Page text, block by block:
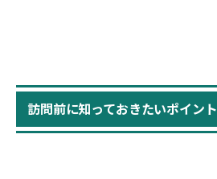
訪問前に知っておきたいポイント